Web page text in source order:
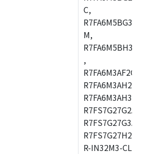
C,
M,
,
R-IN32M3-CL,R-